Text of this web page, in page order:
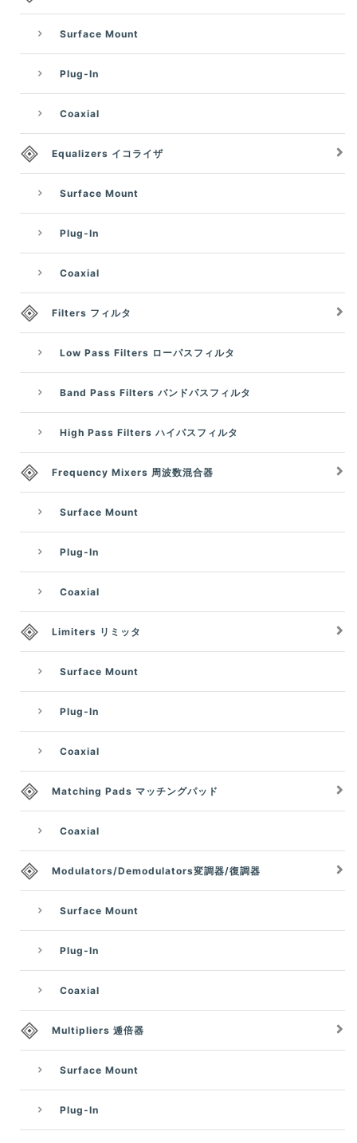
Surface Mount
Plug-In
Coaxial
Equalizers イコライザ
Surface Mount
Plug-In
Coaxial
Filters フィルタ
Low Pass Filters ローパスフィルタ
Band Pass Filters バンドパスフィルタ
High Pass Filters ハイパスフィルタ
Frequency Mixers 周波数混合器
Surface Mount
Plug-In
Coaxial
Limiters リミッタ
Surface Mount
Plug-In
Coaxial
Matching Pads マッチングパッド
Coaxial
Modulators/Demodulators変調器/復調器
Surface Mount
Plug-In
Coaxial
Multipliers 逓倍器
Surface Mount
Plug-In